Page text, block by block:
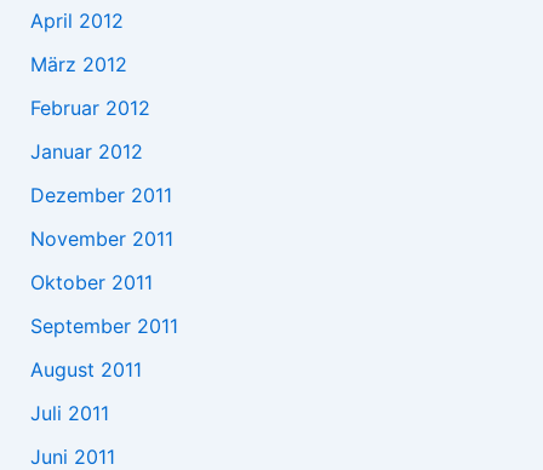
April 2012
März 2012
Februar 2012
Januar 2012
Dezember 2011
November 2011
Oktober 2011
September 2011
August 2011
Juli 2011
Juni 2011